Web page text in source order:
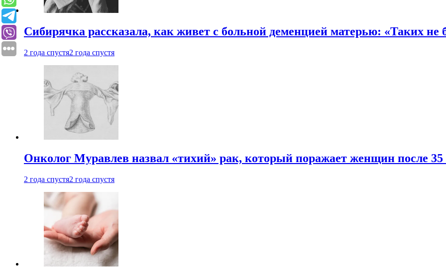
Сибирячка рассказала, как живет с больной деменцией матерью: «Таких не
2 года спустя2 года спустя
Онколог Муравлев назвал «тихий» рак, который поражает женщин после 35
2 года спустя2 года спустя